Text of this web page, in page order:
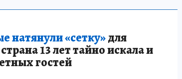
натянули «сетку»для
13 лет тайно искала и
гостей